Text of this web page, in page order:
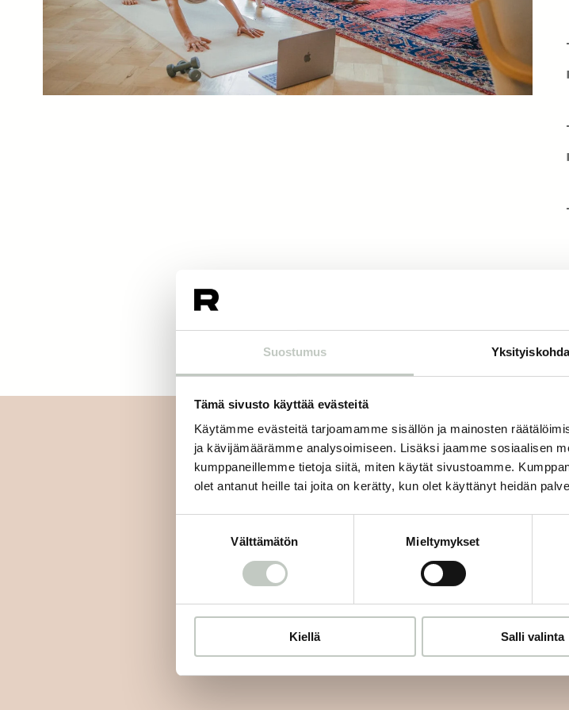
Suostumus
Tämä sivusto käyttää evästeitä
Käytämme evästeitä tarjoamamme sisällön ja mainosten
ja kävijämäärämme analysoimiseen. Lisäksi jaamme sosiaalisen
kumppaneillemme tietoja siitä, miten käytät sivustoamme.
olet antanut heille tai joita on kerätty, kun olet käyttänyt heidän
Välttämätön Mieltymykset
Kiellä Salli valinta
Tilaa
Tilaa uutiskirjeemme ja saat tiedon uusista tapahtumista